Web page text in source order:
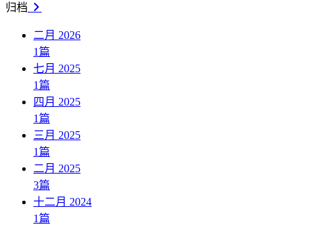
归档
二月 2026
1篇
七月 2025
1篇
四月 2025
1篇
三月 2025
1篇
二月 2025
3篇
十二月 2024
1篇